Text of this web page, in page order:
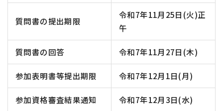
質問書の提出期限
令和7年11月25日(火)正
午
質問書の回答 令和7年11月27日(木)
参加表明書等提出期限 令和7年12月1日(月)
参加資格審査結果通知 令和7年12月3日(水)